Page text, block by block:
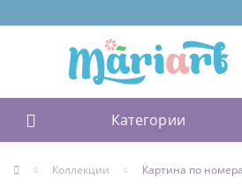
Категории
Коллекции Картина по